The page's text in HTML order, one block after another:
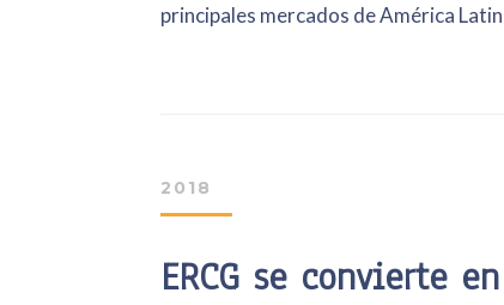
principales mercados de América
2018
ERCG se convierte